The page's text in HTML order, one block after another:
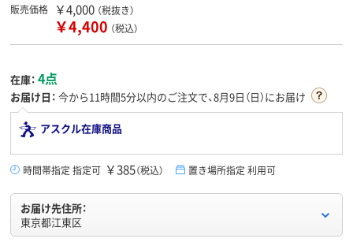
販売価格 ￥4,000 （税抜き）
￥4,400 （税込）
在庫： 4点
お届け日： 今から11時間5分以内のご注文で、8月9日（日）にお届け
アスクル在庫商品
時間帯指定 指定可 ￥385（税込） 置き場所指定 利用可
お届け先住所：
東京都江東区